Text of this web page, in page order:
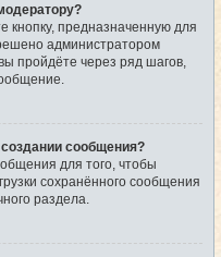
предназначенную для
администратором
пройдёте через ряд шагов,
сообщения?
для того, чтобы
сохранённого сообщения
раздела.